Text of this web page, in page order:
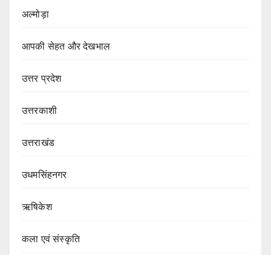
अल्मोड़ा
आपकी सेहत और देखभाल
उत्तर प्रदेश
उत्तरकाशी
उत्तराखंड
उधमसिंहनगर
ऋषिकेश
कला एवं संस्कृति